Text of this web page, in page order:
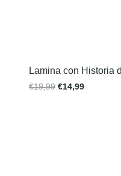
Lamina con Historia
€19,99 €14,99